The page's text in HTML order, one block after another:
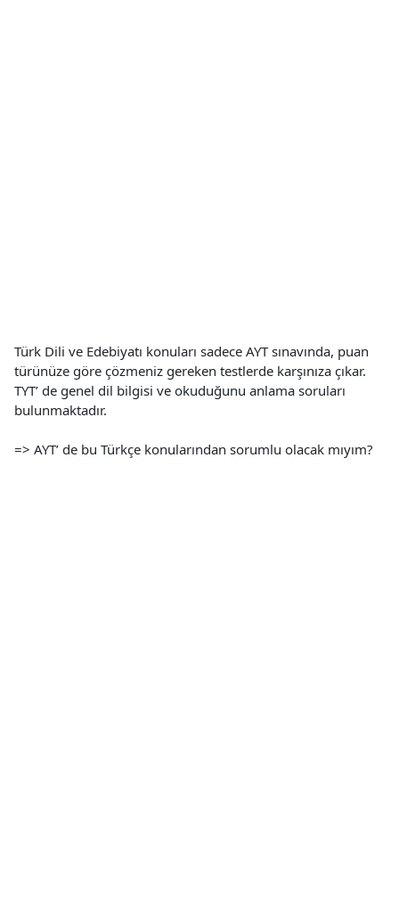
Türk Dili ve Edebiyatı konuları sadece AYT sınavında, puan
türünüze göre çözmeniz gereken testlerde karşınıza çıkar.
TYT’ de genel dil bilgisi ve okuduğunu anlama soruları
bulunmaktadır.
=> AYT’ de bu Türkçe konularından sorumlu olacak mıyım?